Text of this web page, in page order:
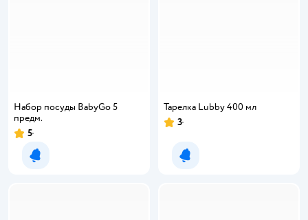
Набор посуды BabyGo 5
предм.
5
Уведомить о появлении
Тарелка Lubby 400 мл
3
Уведомить о появлении